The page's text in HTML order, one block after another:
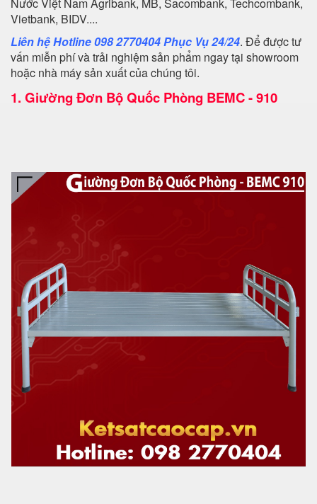
Vietbank, BIDV....
Liên hệ Hotline 098 2770404 Phục Vụ 24/24. Để được tư
vấn miễn phí và trải nghiệm sản phẩm ngay tại showroom
hoặc nhà máy sản xuất của chúng tôi.
1. Giường Đơn Bộ Quốc Phòng BEMC - 910